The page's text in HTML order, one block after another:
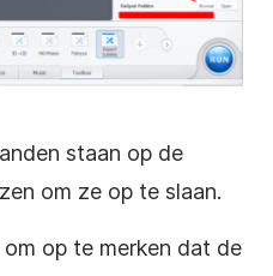
staan op de
om ze op te slaan.
op te merken dat de